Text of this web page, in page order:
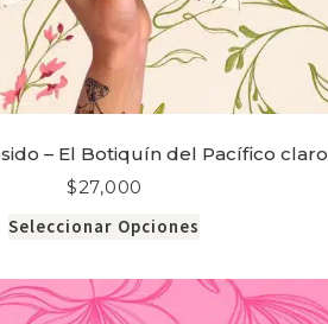
– El Botiquín del Pacífico claro
$27,000
Seleccionar Opciones